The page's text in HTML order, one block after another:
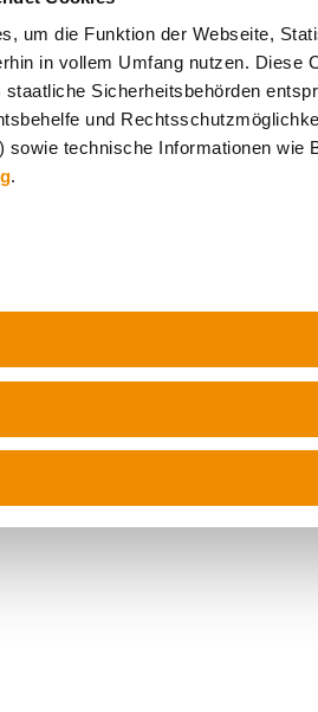
um die Funktion der Webseite,
in vollem Umfang nutzen.
Sicherheitsbehörden
und
sowie technische Informationen
.